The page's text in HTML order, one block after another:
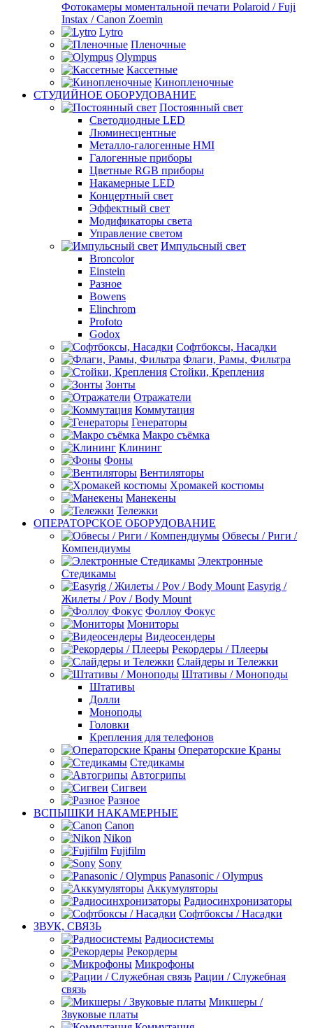
Фотокамеры моментальной печати Polaroid / Fuji
Instax / Canon Zoemin
Lytro
Пленочные
Olympus
Кассетные
Кинопленочные
СТУДИЙНОЕ ОБОРУДОВАНИЕ
Постоянный свет
Светодиодные LED
Люминесцентные
Металло-галогенные HMI
Галогенные приборы
Цветные RGB приборы
Накамерные LED
Концертный свет
Эффектный свет
Модификаторы света
Управление светом
Импульсный свет
Broncolor
Einstein
Разное
Bowens
Elinchrom
Profoto
Godox
Софтбоксы, Насадки
Флаги, Рамы, Фильтра
Стойки, Крепления
Зонты
Отражатели
Коммутация
Генераторы
Макро съёмка
Клининг
Фоны
Вентиляторы
Хромакей костюмы
Манекены
Тележки
ОПЕРАТОРСКОЕ ОБОРУДОВАНИЕ
Обвесы / Риги /
Компендиумы
Электронные
Стедикамы
Easyrig /
Жилеты / Pov / Body Mount
Фоллоу Фокус
Мониторы
Видеосендеры
Рекордеры / Плееры
Слайдеры и Тележки
Штативы / Моноподы
Штативы
Долли
Моноподы
Головки
Крепления для телефонов
Операторские Краны
Стедикамы
Автогрипы
Сигвеи
Разное
ВСПЫШКИ НАКАМЕРНЫЕ
Canon
Nikon
Fujifilm
Sony
Panasonic / Olympus
Аккумуляторы
Радиосинхронизаторы
Софтбоксы / Насадки
ЗВУК, СВЯЗЬ
Радиосистемы
Рекордеры
Микрофоны
Рации / Служебная
связь
Микшеры /
Звуковые платы